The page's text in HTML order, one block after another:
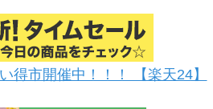
得市開催中！！！ 【楽天24】